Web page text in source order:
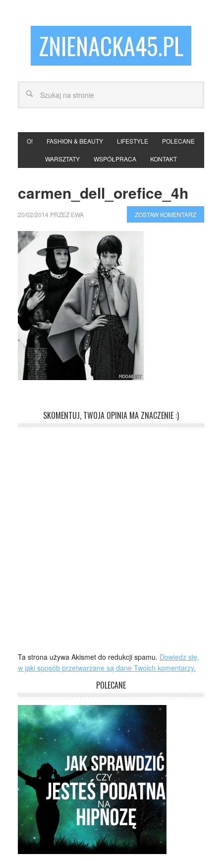
ZNIENACKA45.PL
O! FASHION & BEAUTY LIFESTYLE POLECANE
WARSZTATY WSPÓŁPRACA KONTAKT
carmen_dell_orefice_4h
20/02/2014 PRZEZ EWA ZOSTAW KOMENTARZ
SKOMENTUJ, TWOJA OPINIA MA ZNACZENIE :)
Ta strona używa Akismet do redukcji spamu. Dowiedz się,
w jaki sposób przetwarzane są dane Twoich komentarzy.
POLECANE